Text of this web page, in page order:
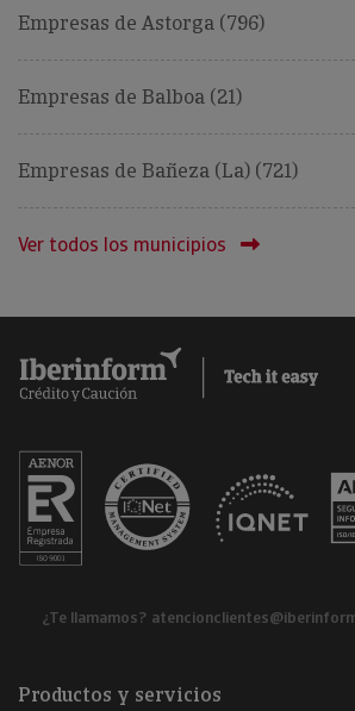
Empresas de Astorga (796)
Empresas de Balboa (21)
Empresas de Bañeza (La) (721)
Ver todos los municipios
¿Te llamamos?
Productos y servicios